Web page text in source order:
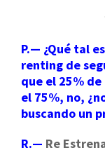
P.— ¿Qué tal
renting de
que el 25%
el 75%, no,
buscando un
R.— Re